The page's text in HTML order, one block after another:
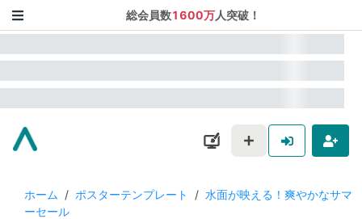
総会員数1600万人突破！
ホーム / ポスターテンプレート / 水面が映える！爽やかなサマ
ーセール